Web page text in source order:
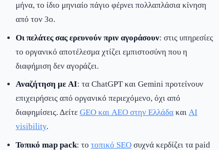
μήνα, το ίδιο μηνιαίο πάγιο φέρνει πολλαπλάσια κίνηση
από τον 3ο.
Οι πελάτες σας ερευνούν πριν αγοράσουν: στις υπηρεσίες
το οργανικό αποτέλεσμα χτίζει εμπιστοσύνη που η
διαφήμιση δεν αγοράζει.
Αναζήτηση με AI: τα ChatGPT και Gemini προτείνουν
επιχειρήσεις από οργανικό περιεχόμενο, όχι από
διαφημίσεις. Δείτε GEO και AEO στην Ελλάδα και AI
visibility.
Τοπικό map pack: το τοπικό SEO συχνά κερδίζει τα paid